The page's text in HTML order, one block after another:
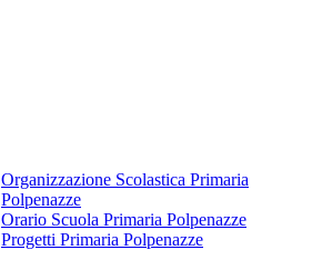
Organizzazione Scolastica Primaria
Polpenazze
Orario Scuola Primaria Polpenazze
Progetti Primaria Polpenazze